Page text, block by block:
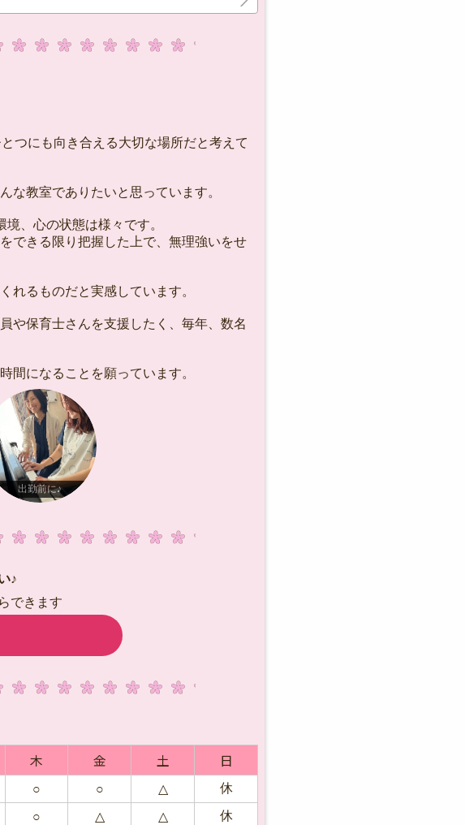
つにも向き合える大切な場所だと考えて
教室でありたいと思っています。
、心の状態は様々です。
できる限り把握した上で、無理強いをせ
れるものだと実感しています。
や保育士さんを支援したく、毎年、数名
になることを願っています。
出勤前に♪
♪
できます
木 金 土 日
○ ○ △
休
○ △ △ 休